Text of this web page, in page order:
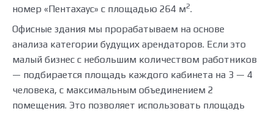
номер «Пентахаус» с площадью 264 м2.
Офисные здания мы прорабатываем на основе
анализа категории будущих арендаторов. Если это
малый бизнес с небольшим количеством работников
— подбирается площадь каждого кабинета на 3 — 4
человека, с максимальным объединением 2
помещения. Это позволяет использовать площадь